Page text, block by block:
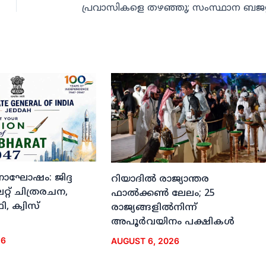
ജിദ്ദ
ചിത്രരചന,
ക്വിസ്
റിയാദില്‍ രാജ്യാന്തര
ഫാല്‍ക്കണ്‍ ലേലം; 25
രാജ്യങ്ങളില്‍നിന്ന്
അപൂര്‍വയിനം പക്ഷികള്‍
AUGUST 6, 2026